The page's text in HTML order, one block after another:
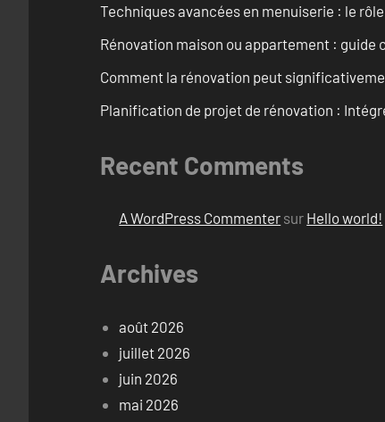
Techniques avancées en menuiserie : le
Rénovation maison ou appartement : guide
Comment la rénovation peut
Planification de projet de rénovation :
Recent Comments
A WordPress Commenter sur Hello world!
Archives
août 2026
juillet 2026
juin 2026
mai 2026